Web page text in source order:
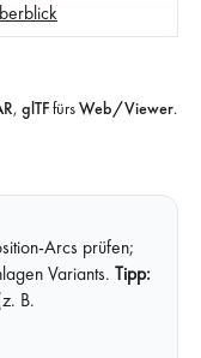
, glTFfürsWeb/Viewer.
Arcs prüfen;
Variants.Tipp:
B.